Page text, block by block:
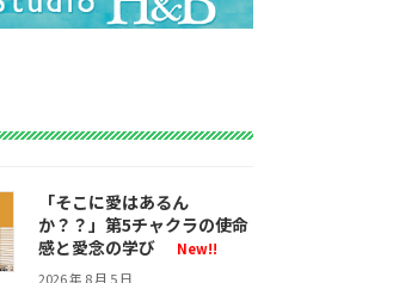
「そこに愛はあるん
か？？」第5チャクラの使命
感と愛念の学び
New!!
2026 年 8 月 5 日